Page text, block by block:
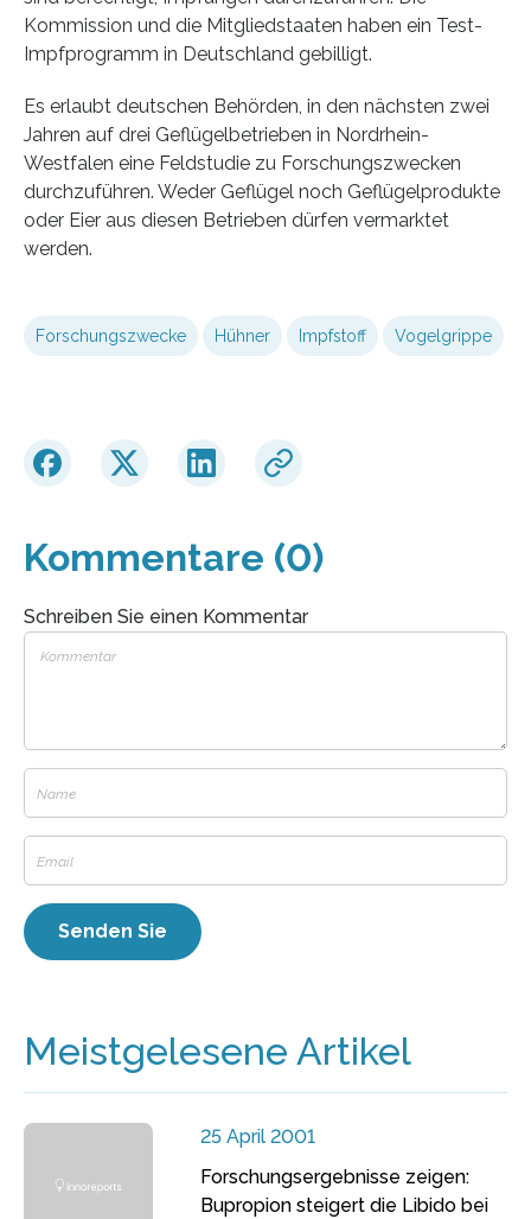
Kommission und die Mitgliedstaaten haben ein Test-
Impfprogramm in Deutschland gebilligt.
Es erlaubt deutschen Behörden, in den nächsten zwei
Jahren auf drei Geflügelbetrieben in Nordrhein-
Westfalen eine Feldstudie zu Forschungszwecken
durchzuführen. Weder Geflügel noch Geflügelprodukte
oder Eier aus diesen Betrieben dürfen vermarktet
werden.
Forschungszwecke Hühner Impfstoff Vogelgrippe
Kommentare (0)
Schreiben Sie einen Kommentar
Meistgelesene Artikel
25 April 2001
Forschungsergebnisse zeigen:
Bupropion steigert die Libido bei